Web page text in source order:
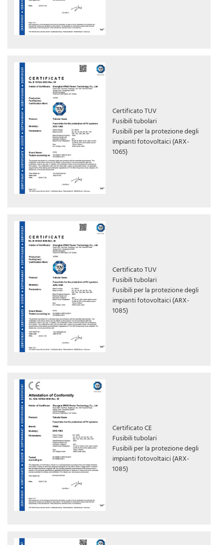
Certificato TUV
Fusibili tubolari
Fusibili per la protezione degli
impianti fotovoltaici (ARX-
1065)
Certificato TUV
Fusibili tubolari
Fusibili per la protezione degli
impianti fotovoltaici (ARX-
1085)
Certificato CE
Fusibili tubolari
Fusibili per la protezione degli
impianti fotovoltaici (ARX-
1085)